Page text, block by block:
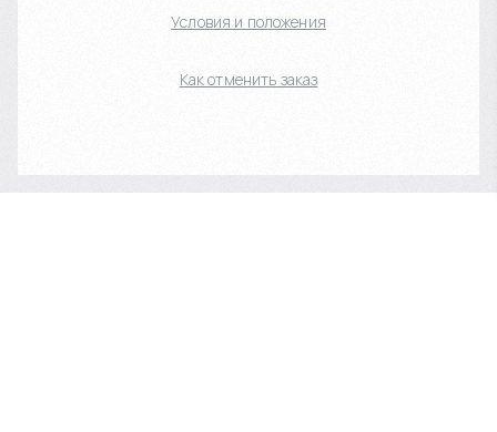
Условия и положения
Как отменить заказ